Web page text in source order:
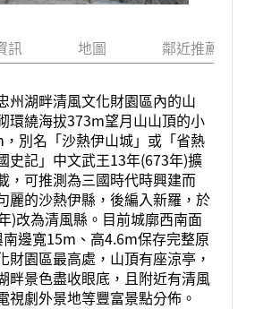
訊 地圖 鄰近推薦景點
州湖畔清風文化財園區內的山
環繞海拔373m望月山山頂的小
別名「沙熱伊山城」或「省熱
史記」中文武王13年(673年)擴
，可推測為三國時代時興建而
麗的沙熱伊縣，後編入新羅，於
)改為清風縣。目前城廓西南面
邊寬15m、高4.6m保存完整原
財園區最高處，山頂有座涼亭，
畔景色盡收眼底，且附近有清風
視劇外景地等豐富景點分佈。